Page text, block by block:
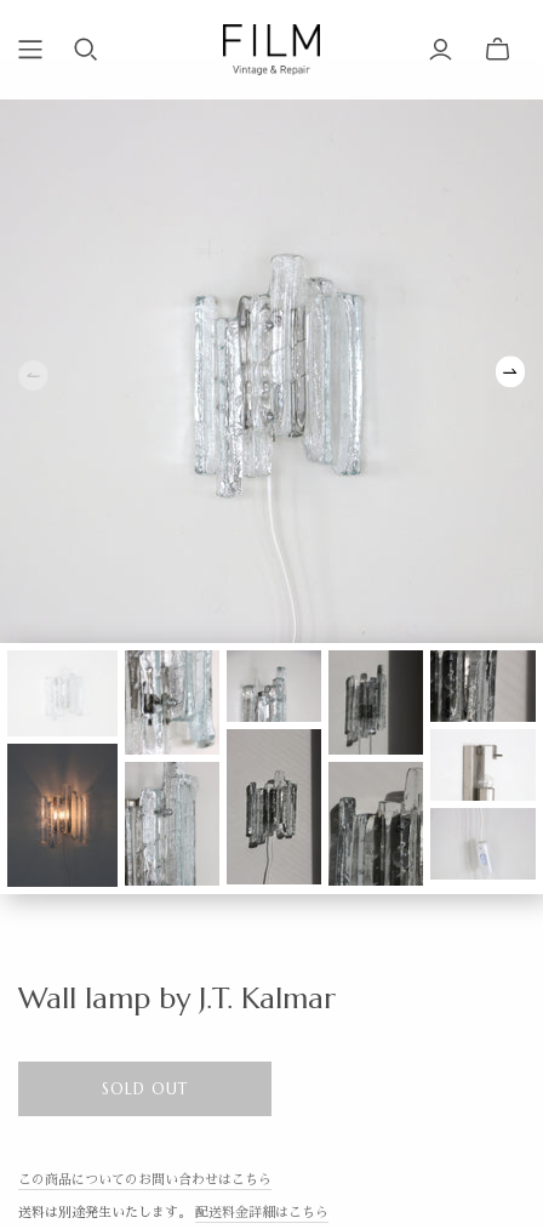
Wall lamp by J.T. Kalmar
SOLD OUT
この商品についてのお問い合わせはこちら
送料は別途発生いたします。 配送料金詳細はこちら